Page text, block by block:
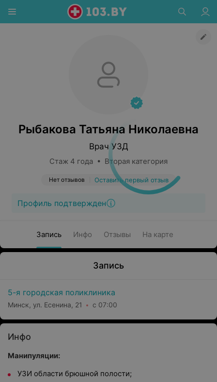
Рыбакова Татьяна Николаевна
Врач УЗД
Стаж 4 года • Вторая категория
Нет отзывов Оставить первый отзыв
Профиль подтвержден
Запись Инфо Отзывы На карте
Запись
5-я городская поликлиника
Минск, ул. Есенина, 21 с 07:00
Инфо
Манипуляции:
УЗИ области брюшной полости;